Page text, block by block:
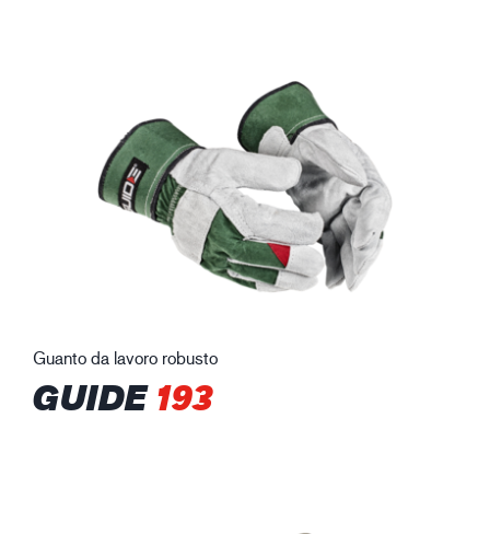
Guanto da lavoro robusto
GUIDE193